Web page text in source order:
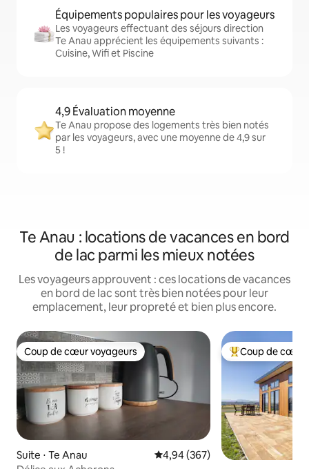
Équipements populaires pour les voyageurs
Les voyageurs effectuant des séjours direction
Te Anau apprécient les équipements suivants :
Cuisine, Wifi et Piscine
4,9 Évaluation moyenne
Te Anau propose des logements très bien notés
par les voyageurs, avec une moyenne de 4,9 sur
5 !
Te Anau : locations de vacances en bord
de lac parmi les mieux notées
Les voyageurs approuvent : ces locations de vacances
en bord de lac sont très bien notées pour leur
emplacement, leur propreté et bien plus encore.
Coup de cœur voyageurs
Coup de cœur voyageurs
Suite ⋅ Te Anau Évaluation moyenne sur la
4,94 (367)
Coups de cœur
Coup de cœur